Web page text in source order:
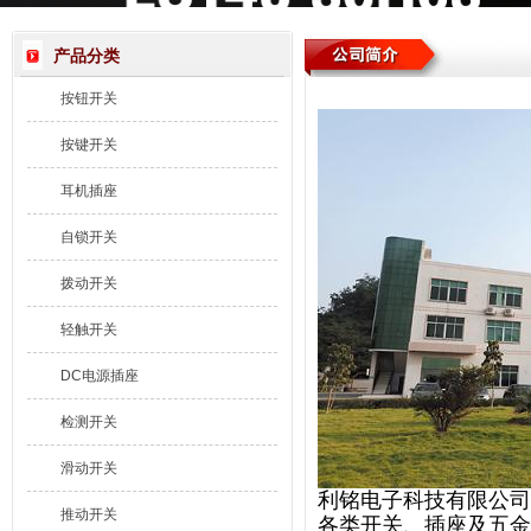
产品分类
按钮开关
按键开关
耳机插座
自锁开关
拨动开关
轻触开关
DC电源插座
检测开关
滑动开关
推动开关
利铭电子科技有限公
各类开关、插座及五